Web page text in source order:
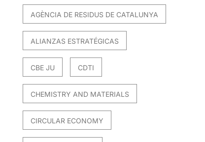
AGÈNCIA DE RESIDUS DE CATALUNYA
ALIANZAS ESTRATÉGICAS
CBE JU CDTI
CHEMISTRY AND MATERIALS
CIRCULAR ECONOMY